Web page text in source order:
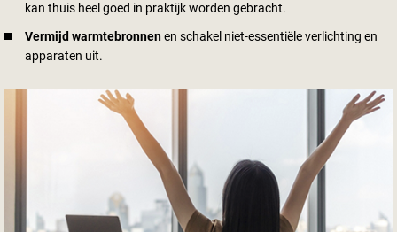
kan thuis heel goed in praktijk worden gebracht.
Vermijd warmtebronnenen schakel niet-essentiële verlichting en
apparaten uit.